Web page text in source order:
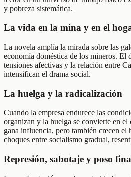
y pobreza sistemática.
La vida en la mina y en el
La novela amplía la mirada sobre las
economía doméstica de los mineros. El
tensiones afectivas y la relación entre
intensifican el drama social.
La huelga y la radicalización
Cuando la empresa endurece las
organizan y la huelga se convierte en el
gana influencia, pero también crecen el
choques entre socialismo gradual,
Represión, sabotaje y poso